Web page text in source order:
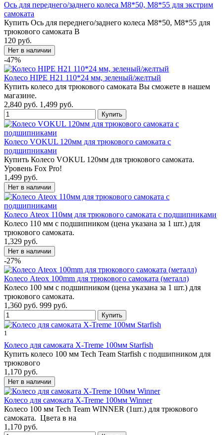
Ось для переднего/заднего колеса М8*50, М8*55 для экстрим
самоката
Купить Ось для переднего/заднего колеса М8*50, М8*55 для
трюкового самоката В
120 руб.
-47%
Колесо HIPE H21 110*24 мм, зеленый/желтый
Купить колесо для трюкового самоката Вы сможете в нашем
магазине.
2,840 руб. 1,499 руб.
Колесо VOKUL 120мм для трюкового самоката с
подшипниками
Купить Колесо VOKUL 120мм для трюкового самоката.
Уровень Fox Pro!
1,499 руб.
Колесо Ateox 110мм для трюкового самоката с подшипниками
Колесо 110 мм с подшипником (цена указана за 1 шт.) для
трюкового самоката.
1,329 руб.
-27%
Колесо Ateox 100mm для трюкового самоката (металл)
Колесо 100 мм с подшипником (цена указана за 1 шт.) для
трюкового самоката.
1,360 руб. 999 руб.
1
Колесо для самоката X-Treme 100мм Starfish
Купить колесо 100 мм Tech Team Starfish с подшипником для
трюкового
1,170 руб.
Колесо для самоката X-Treme 100мм Winner
Колесо 100 мм Tech Team WINNER (1шт.) для трюкового
самоката. Цвета в на
1,170 руб.